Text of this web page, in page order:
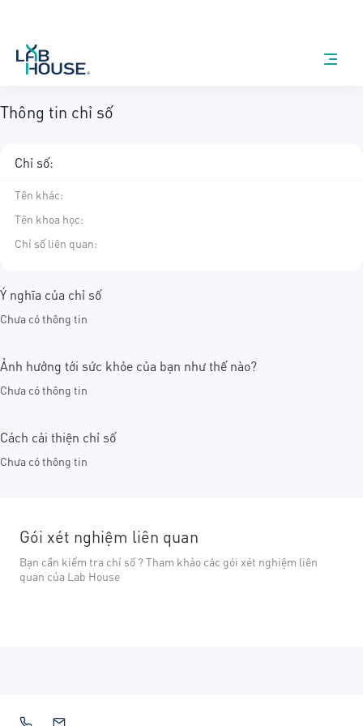
Thông tin chỉ số
Chỉ số:
Tên khác:
Tên khoa học:
Chỉ số liên quan:
Ý nghĩa của chỉ số
Chưa có thông tin
Ảnh hưởng tới sức khỏe của bạn như thế nào?
Chưa có thông tin
Cách cải thiện chỉ số
Chưa có thông tin
Gói xét nghiệm liên quan
Bạn cần kiểm tra chỉ số ? Tham khảo các gói xét nghiệm liên
quan của Lab House